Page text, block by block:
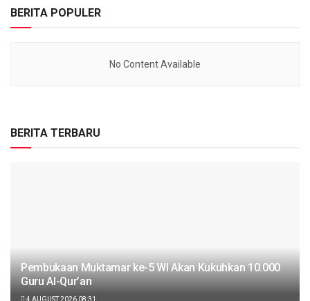
BERITA POPULER
No Content Available
BERITA TERBARU
Pembukaan Muktamar ke-5 WI Akan Kukuhkan 10.000
Guru Al-Qur’an
4 AUGUST 2026 08:31